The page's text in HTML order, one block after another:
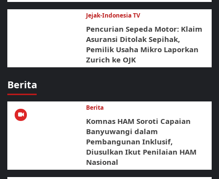
Jejak-Indonesia TV
Pencurian Sepeda Motor: Klaim
Asuransi Ditolak Sepihak,
Pemilik Usaha Mikro Laporkan
Zurich ke OJK
Berita
Berita
Komnas HAM Soroti Capaian
Banyuwangi dalam
Pembangunan Inklusif,
Diusulkan Ikut Penilaian HAM
Nasional